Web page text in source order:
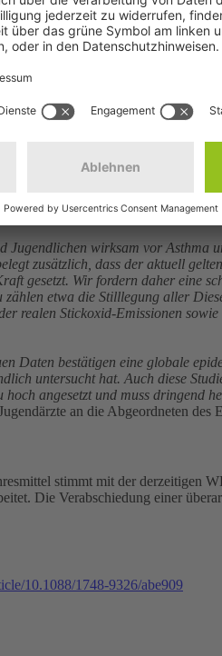
©
fordert die Deutsche
Jahr etwa 16.600 Kinder und
90 Prozent der weltweit neuen
dem Straßenverkehr und hier
NO2-Grenzwert für diesen
Die Mitglieder des EU-
die für die Revision der
Norbert Lins,
Jugendlichen wirksam vor Asthma
zusätzlich, dass der aktuell
gesetzt. Wir fordern daher eine
etwa die Stilllegung aller
realen Stickoxid-Emissionen
Daten bestätigen eine globale
untersucht hat. Auch diese
angesetzt und muss dringend
an die Abgeordneten des
stimmt mit der
Die Verabschiedung einer
10.1088/1748-9326/abe909